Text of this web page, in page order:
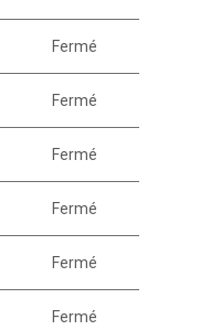
Fermé
Fermé
Fermé
Fermé
Fermé
Fermé